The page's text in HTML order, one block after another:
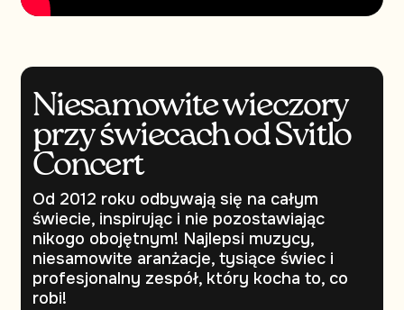
Niesamowite wieczory
przy świecach od Svitlo
Concert
Od 2012 roku odbywają się na całym
świecie, inspirując i nie pozostawiając
nikogo obojętnym! Najlepsi muzycy,
niesamowite aranżacje, tysiące świec i
profesjonalny zespół, który kocha to, co
robi!